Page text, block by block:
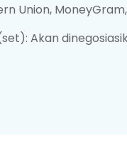
Union,
Akan